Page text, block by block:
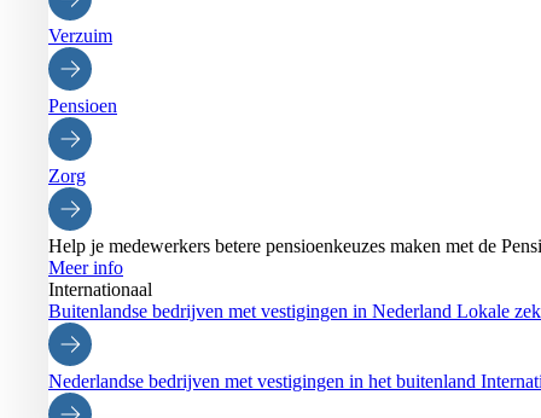
Verzuim
Pensioen
Zorg
Help je medewerkers betere pensioenkeuzes maken met de
Meer info
Internationaal
Buitenlandse bedrijven met vestigingen in Nederland Lokale
Nederlandse bedrijven met vestigingen in het buitenland